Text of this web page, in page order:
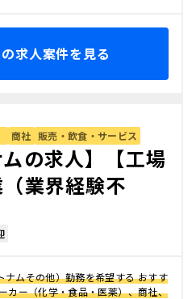
求人案件を見る
商社 販売・飲食・サービス
ムの求人】【工場
業界経験不
ナムその他）勤務を希望する おすす
カー（化学・食品・医薬）、商社、